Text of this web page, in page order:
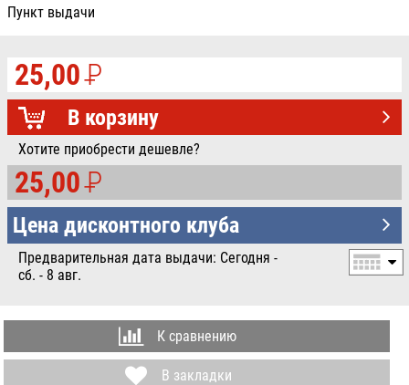
Пункт выдачи
25,00P
УБ.
В корзину
Хотите приобрести дешевле?
25,00P
УБ.
Цена дисконтного клуба
Предварительная дата выдачи: Сегодня -
сб. - 8 авг.
К сравнению
В закладки